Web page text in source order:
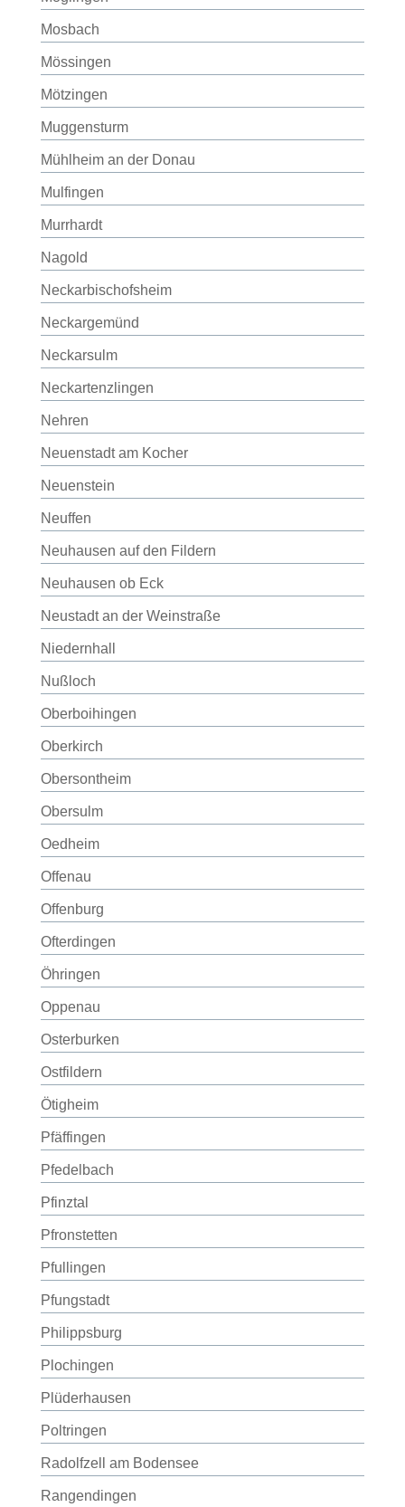
Mosbach
Mössingen
Mötzingen
Muggensturm
Mühlheim an der Donau
Mulfingen
Murrhardt
Nagold
Neckarbischofsheim
Neckargemünd
Neckarsulm
Neckartenzlingen
Nehren
Neuenstadt am Kocher
Neuenstein
Neuffen
Neuhausen auf den Fildern
Neuhausen ob Eck
Neustadt an der Weinstraße
Niedernhall
Nußloch
Oberboihingen
Oberkirch
Obersontheim
Obersulm
Oedheim
Offenau
Offenburg
Ofterdingen
Öhringen
Oppenau
Osterburken
Ostfildern
Ötigheim
Pfäffingen
Pfedelbach
Pfinztal
Pfronstetten
Pfullingen
Pfungstadt
Philippsburg
Plochingen
Plüderhausen
Poltringen
Radolfzell am Bodensee
Rangendingen